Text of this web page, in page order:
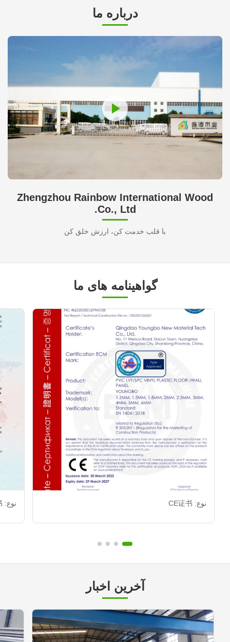
درباره ما
Zhengzhou Rainbow International Wood
Co., Ltd.
با قلب خدمت کن، ارزش خلق کن
گواهینامه های ما
نوع: CE证书 نوع: CE证书
آخرین اخبار